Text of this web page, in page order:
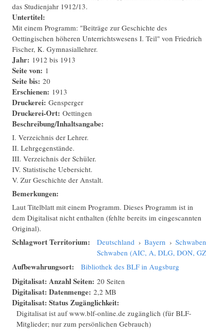
das Studienjahr 1912/13.
Untertitel:
Mit einem Programm: "Beiträge zur Geschichte des
Oettingischen höheren Unterrichtswesens I. Teil" von Friedrich
Fischer, K. Gymnasiallehrer.
Jahr: 1912 bis 1913
Seite von: 1
Seite bis: 20
Erschienen: 1913
Druckerei: Gensperger
Druckerei-Ort: Oettingen
Beschreibung/Inhaltsangabe:
I. Verzeichnis der Lehrer.
II. Lehrgegenstände.
III. Verzeichnis der Schüler.
IV. Statistische Uebersicht.
V. Zur Geschichte der Anstalt.
Bemerkungen:
Laut Titelblatt mit einem Programm. Dieses Programm ist in
dem Digitalisat nicht enthalten (fehlte bereits im eingescannten
Original).
Schlagwort Territorium: Deutschland › Bayern › Schwaben
Schwaben (AIC, A, DLG, DON, GZ,
Aufbewahrungsort: Bibliothek des BLF in Augsburg
Digitalisat: Anzahl Seiten: 20 Seiten
Digitalisat: Datenmenge: 2,2 MB
Digitalisat: Status Zugänglichkeit:
Digitalisat ist auf www.blf-online.de zugänglich (für BLF-
Mitglieder; nur zum persönlichen Gebrauch)